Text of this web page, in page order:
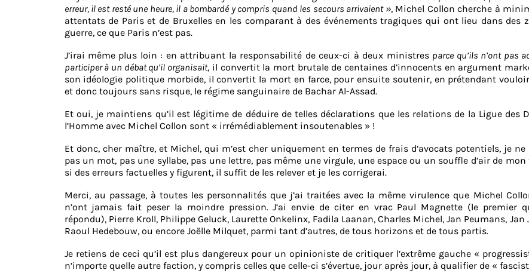
erreur, il est resté une heure, il a bombardé y compris quand les secours arrivaient », Michel Collon cherche à
attentats de Paris et de Bruxelles en les comparant à des événements tragiques qui ont lieu dans des
guerre, ce que Paris n’est pas.
J’irai même plus loin : en attribuant la responsabilité de ceux-ci à deux ministres parce qu’ils n’ont pas
participer à un débat qu’il organisait, il convertit la mort brutale de centaines d’innocents en argument
son idéologie politique morbide, il convertit la mort en farce, pour ensuite soutenir, en prétendant
et donc toujours sans risque, le régime sanguinaire de Bachar Al-Assad.
Et oui, je maintiens qu’il est légitime de déduire de telles déclarations que les relations de la Ligue des
l’Homme avec Michel Collon sont « irrémédiablement insoutenables » !
Et donc, cher maître, et Michel, qui m’est cher uniquement en termes de frais d’avocats potentiels, je ne
pas un mot, pas une syllabe, pas une lettre, pas même une virgule, une espace ou un souffle d’air de mon
si des erreurs factuelles y figurent, il suffit de les relever et je les corrigerai.
Merci, au passage, à toutes les personnalités que j’ai traitées avec la même virulence que Michel
n’ont jamais fait peser la moindre pression. J’ai envie de citer en vrac Paul Magnette (le premier
répondu), Pierre Kroll, Philippe Geluck, Laurette Onkelinx, Fadila Laanan, Charles Michel, Jan Peumans, Jan
Raoul Hedebouw, ou encore Joëlle Milquet, parmi tant d’autres, de tous horizons et de tous partis.
Je retiens de ceci qu’il est plus dangereux pour un opinioniste de critiquer l’extrême gauche «
n’importe quelle autre faction, y compris celles que celle-ci s’évertue, jour après jour, à qualifier de «